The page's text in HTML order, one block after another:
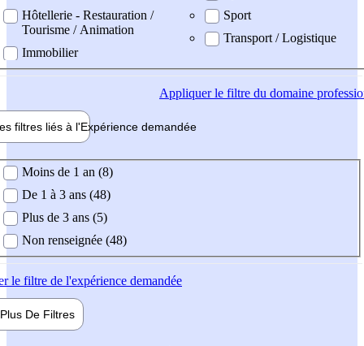
Hôtellerie - Restauration /
Tourisme / Animation
Immobilier
Sport
Transport / Logistique
Appliquerle filtre du domaine
filtres liés à l'Expérience demandée
demandée
Moins de 1 an (8)
De 1 à 3 ans (48)
Plus de 3 ans (5)
Non renseignée (48)
le filtre de l'expérience demandée
Plus De Filtres